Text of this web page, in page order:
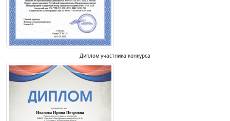
Диплом участника конкурса